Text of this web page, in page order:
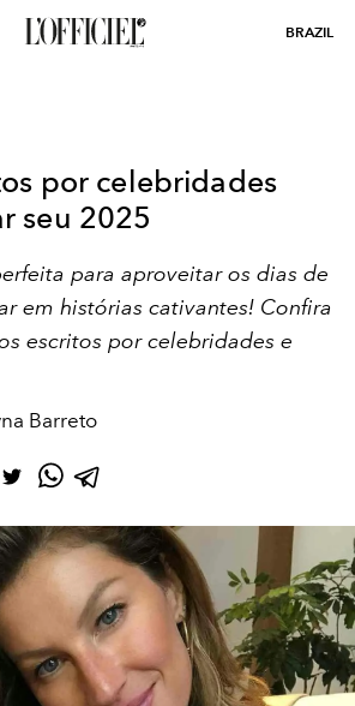
BRAZIL
por celebridades
seu 2025
para aproveitar os dias de
em histórias cativantes! Confira
escritos por celebridades e
Barreto